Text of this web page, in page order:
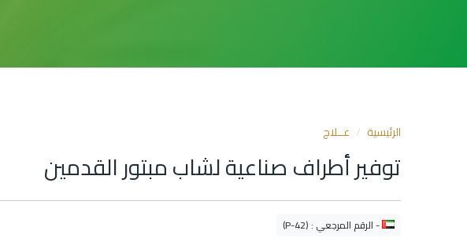
الرئيسية عــلاج
توفير أطراف صناعية لشاب مبتور القدمين
- الرقم المرجعي : (P-42)